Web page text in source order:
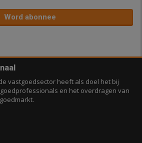
Word abonnee
vastgoedsector heeft als doel het bij
en het overdragen van